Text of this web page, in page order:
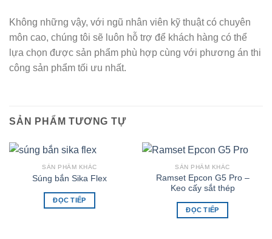
Không những vậy, với ngũ nhân viên kỹ thuật có chuyên
môn cao, chúng tôi sẽ luôn hỗ trợ để khách hàng có thể
lựa chọn được sản phẩm phù hợp cùng với phương án thi
công sản phẩm tối ưu nhất.
SẢN PHẨM TƯƠNG TỰ
SẢN PHẨM KHÁC
Súng bắn Sika Flex
ĐỌC TIẾP
SẢN PHẨM KHÁC
Ramset Epcon G5 Pro –
Keo cấy sắt thép
ĐỌC TIẾP